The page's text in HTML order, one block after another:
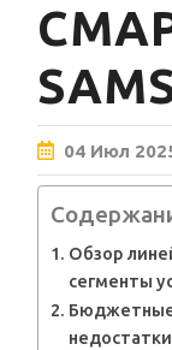
04 Июл
Обзор
сегменты
Бюджетные
недостатки